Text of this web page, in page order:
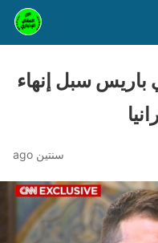
سبل إنهاء
سنتين ago